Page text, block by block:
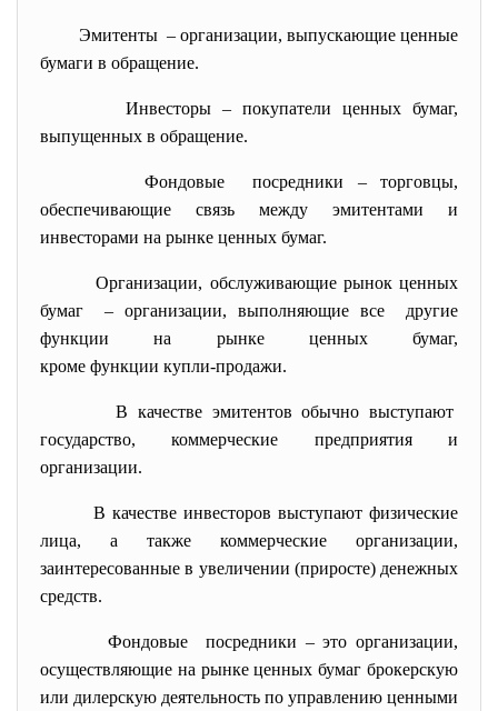
Эмитенты – организации, выпускающие ценные
бумаги в обращение.
Инвесторы – покупатели ценных бумаг,
выпущенных в обращение.
Фондовые посредники – торговцы,
обеспечивающие связь между эмитентами и
инвесторами на рынке ценных бумаг.
Организации, обслуживающие рынок ценных
бумаг – организации, выполняющие все другие
функции на рынке ценных бумаг,
кроме функции купли-продажи.
В качестве эмитентов обычно выступают
государство, коммерческие предприятия и
организации.
В качестве инвесторов выступают физические
лица, а также коммерческие организации,
заинтересованные в увеличении (приросте) денежных
средств.
Фондовые посредники – это организации,
осуществляющие на рынке ценных бумаг брокерскую
или дилерскую деятельность по управлению ценными